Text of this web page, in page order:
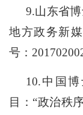
9.山东省
地方政务新
号：
10.中国
目：“政治秩